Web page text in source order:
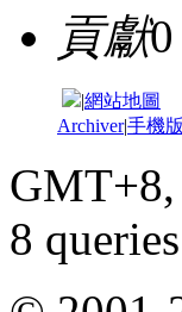
貢獻0
|網站地圖
Archiver|手機版
8